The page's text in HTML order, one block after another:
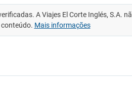
A Viajes El Corte Inglés, S.A.
conteúdo. Mais informações